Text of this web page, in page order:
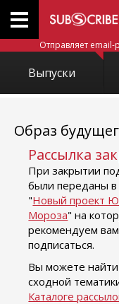
Отправляет
Выпуски
Образ
Рассылка
При закрытии
были переданы в
"Новый проект
Мороза" на
рекомендуем вам
подписаться.
Вы можете найти
сходной
Каталоге